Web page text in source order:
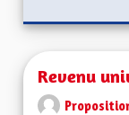
Revenu